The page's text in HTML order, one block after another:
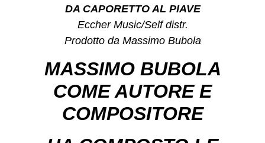
DA CAPORETTO AL PIAVE
Eccher Music/Self distr.
Prodotto da Massimo Bubola
MASSIMO BUBOLA
COME AUTORE E
COMPOSITORE